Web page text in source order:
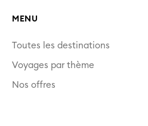
MENU
Toutes les destinations
Voyages par thème
Nos offres